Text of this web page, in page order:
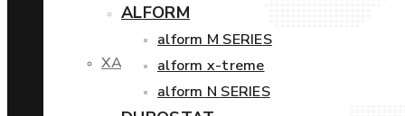
XAR
ALFORM
alform M SERIES
alform x-treme
alform N SERIES